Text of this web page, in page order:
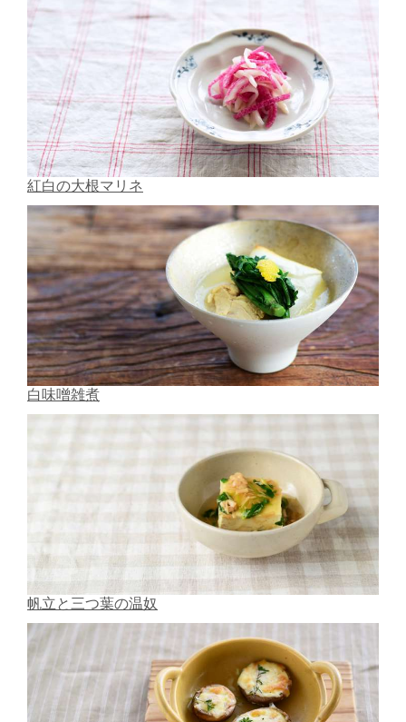
紅白の大根マリネ
白味噌雑煮
帆立と三つ葉の温奴